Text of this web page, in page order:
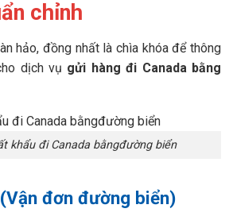
chỉnh
hảo, đồng nhất là chìa khóa để thông
dịch vụ gửi hàng đi Canada bằng
khẩu đi Canada bằngđường biển
đơn đường biển)